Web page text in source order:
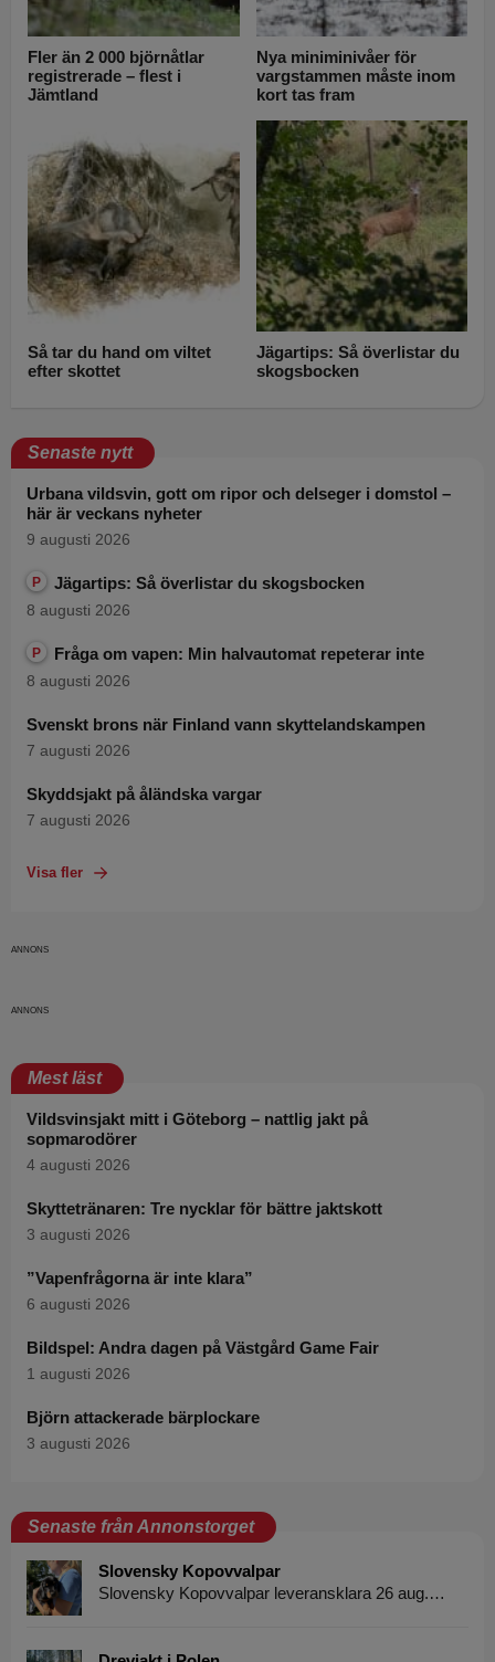
Fler än 2 000 björnåtlar
registrerade – flest i
Jämtland
Nya miniminivåer för
vargstammen måste inom
kort tas fram
Så tar du hand om viltet
efter skottet
Jägartips: Så överlistar du
skogsbocken
Senaste nytt
Urbana vildsvin, gott om ripor och delseger i domstol –
här är veckans nyheter
9 augusti 2026
P Jägartips: Så överlistar du skogsbocken
8 augusti 2026
P Fråga om vapen: Min halvautomat repeterar inte
8 augusti 2026
Svenskt brons när Finland vann skyttelandskampen
7 augusti 2026
Skyddsjakt på åländska vargar
7 augusti 2026
Visa fler
Mest läst
Vildsvinsjakt mitt i Göteborg – nattlig jakt på
sopmarodörer
4 augusti 2026
Skyttetränaren: Tre nycklar för bättre jaktskott
3 augusti 2026
”Vapenfrågorna är inte klara”
6 augusti 2026
Bildspel: Andra dagen på Västgård Game Fair
1 augusti 2026
Björn attackerade bärplockare
3 augusti 2026
Senaste från Annonstorget
Slovensky Kopovvalpar
Slovensky Kopovvalpar leveransklara 26 aug.…